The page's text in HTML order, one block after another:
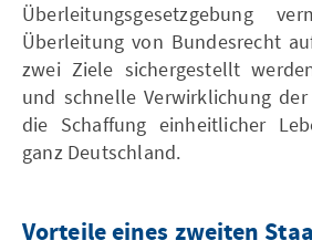
Überleitungsgesetzgebung
Überleitung von Bundesrecht
zwei Ziele sichergestellt
und schnelle Verwirklichung
die Schaffung einheitlicher
ganz Deutschland.
Vorteile eines zweiten